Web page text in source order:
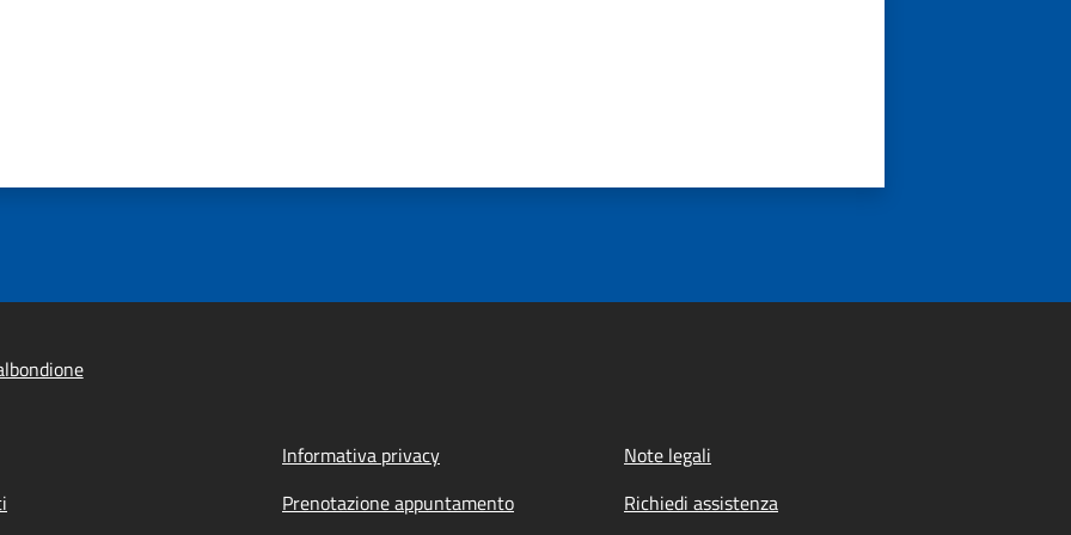
Informativa privacy
Note legali
Prenotazione appuntamento Richiedi assistenza